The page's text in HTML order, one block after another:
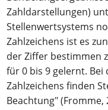
Zahldarstellungen)
Stellenwertsystems
Zahlzeichens ist es
der Ziffer bestimmen
für 0 bis 9 gelernt. Bei
Zahlzeichens finden
Beachtung" (Fromme,